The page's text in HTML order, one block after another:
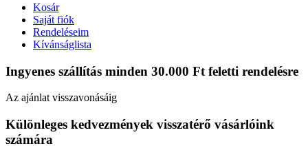
Kosár
Saját fiók
Rendeléseim
Kívánságlista
Ingyenes szállítás minden 30.000 Ft feletti rendelésre
Az ajánlat visszavonásáig
Különleges kedvezmények visszatérő vásárlóink
számára